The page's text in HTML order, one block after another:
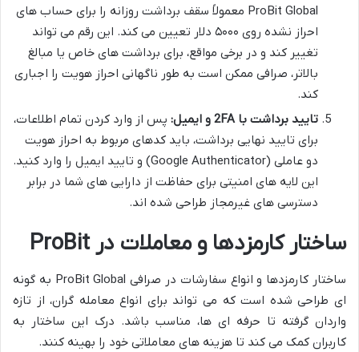
ProBit Global معمولاً سقف برداشت روزانه را برای حساب های
احراز نشده روی ۵۰۰۰ دلار تعیین می کند. این رقم می تواند
تغییر کند و در برخی مواقع، برای برداشت های خاص یا مبالغ
بالاتر، صرافی ممکن است به طور ناگهانی احراز هویت را اجباری
کند.
تایید برداشت با 2FA و ایمیل:
پس از وارد کردن تمام اطلاعات،
برای تایید نهایی برداشت، باید کدهای مربوط به احراز هویت
دو عاملی (Google Authenticator) و تایید ایمیل را وارد کنید.
این لایه های امنیتی برای حفاظت از دارایی های شما در برابر
دسترسی های غیرمجاز طراحی شده اند.
ساختار کارمزدها و معاملات در ProBit
ساختار کارمزدها و انواع سفارشات در صرافی ProBit Global به گونه
ای طراحی شده است که می تواند برای انواع معامله گران، از تازه
واردان گرفته تا حرفه ای ها، مناسب باشد. درک این ساختار به
کاربران کمک می کند تا هزینه های معاملاتی خود را بهینه کنند.